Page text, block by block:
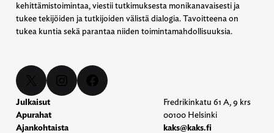
kehittämistoimintaa, viestii tutkimuksesta monikanavaisesti ja
tukee tekijöiden ja tutkijoiden välistä dialogia. Tavoitteena on
tukea kuntia sekä parantaa niiden toimintamahdollisuuksia.
X Instagram Facebook
Julkaisut
Apurahat
Ajankohtaista
Fredrikinkatu 61 A, 9 krs
00100 Helsinki
kaks@kaks.fi